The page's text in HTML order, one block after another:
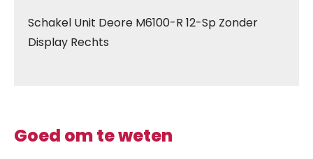
Schakel Unit Deore M6100-R 12-Sp Zonder
Display Rechts
Goed om te weten